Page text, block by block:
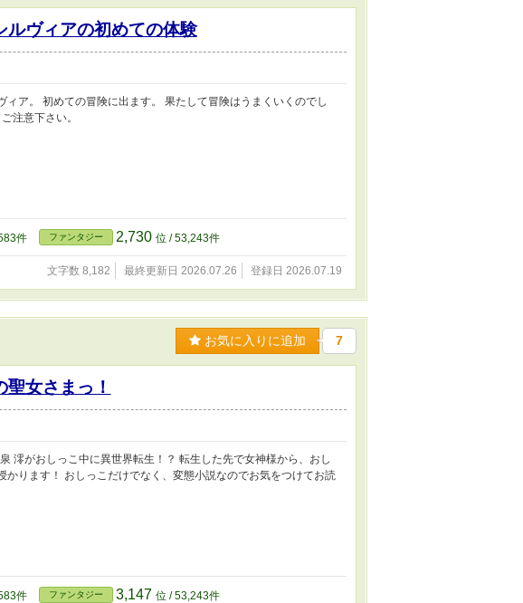
ルヴィアの初めての体験
ィア。 初めての冒険に出ます。 果たして冒険はうまくいくのでし
注意下さい。
件 ファンタジー 2,730 位 / 53,243件
文字数 8,182 最終更新日 2026.07.26 登録日 2026.07.19
お気に入りに追加 7
聖女さまっ！
澪がおしっこ中に異世界転生！？ 転生した先で女神様から、おし
かります！ おしっこだけでなく、変態小説なのでお気をつけてお読
件 ファンタジー 3,147 位 / 53,243件